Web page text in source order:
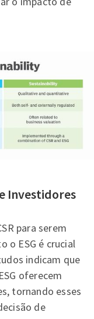
Investidores
para serem
o ESG é crucial
indicam que
oferecem
tornando esses
de